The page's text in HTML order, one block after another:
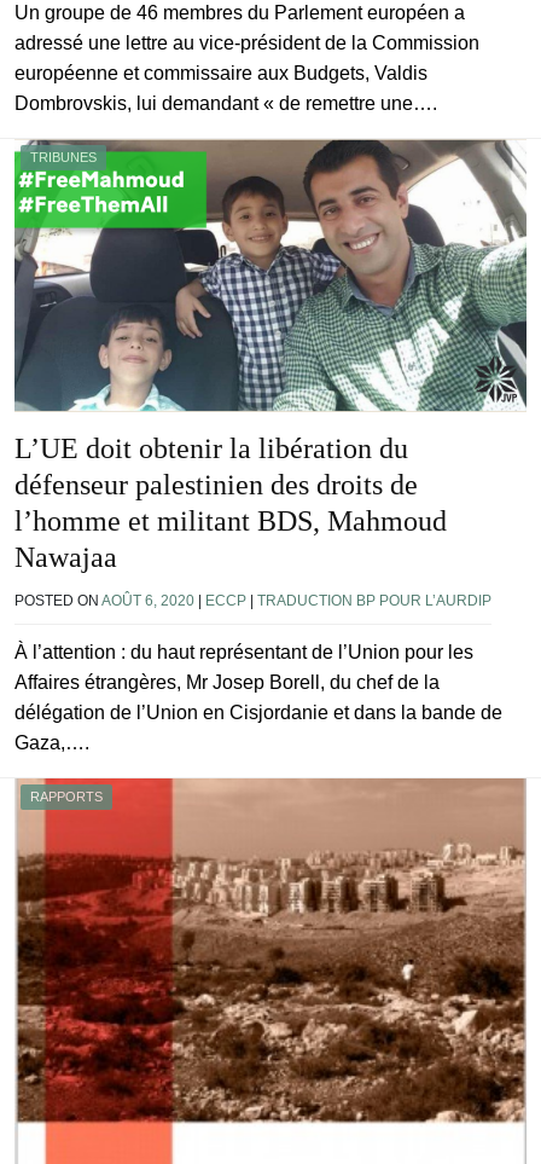
Un groupe de 46 membres du Parlement européen a
adressé une lettre au vice-président de la Commission
européenne et commissaire aux Budgets, Valdis
Dombrovskis, lui demandant « de remettre une….
TRIBUNES
L’UE doit obtenir la libération du
défenseur palestinien des droits de
l’homme et militant BDS, Mahmoud
Nawajaa
POSTED ON AOÛT 6, 2020 ECCP TRADUCTION BP POUR L’AURDIP
À l’attention : du haut représentant de l’Union pour les
Affaires étrangères, Mr Josep Borell, du chef de la
délégation de l’Union en Cisjordanie et dans la bande de
Gaza,….
RAPPORTS